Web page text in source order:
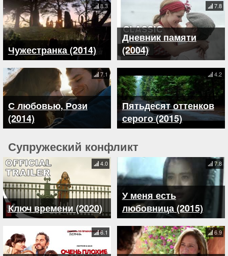
Чужестранка (2014)
8.3
Дневник памяти
(2004)
7.8
С любовью, Рози
(2014)
7.1
Пятьдесят оттенков
серого (2015)
4.2
Супружеский конфликт
Ключ времени (2020)
4.0
У меня есть
любовница (2015)
7.8
6.1 6.9